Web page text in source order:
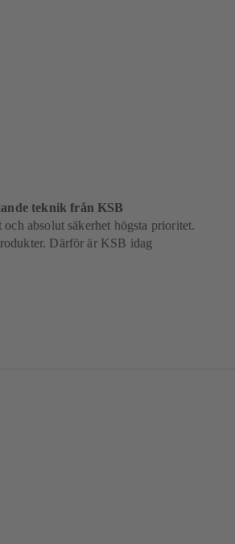
teknik från KSB
absolut säkerhet högsta prioritet.
Därför är KSB idag